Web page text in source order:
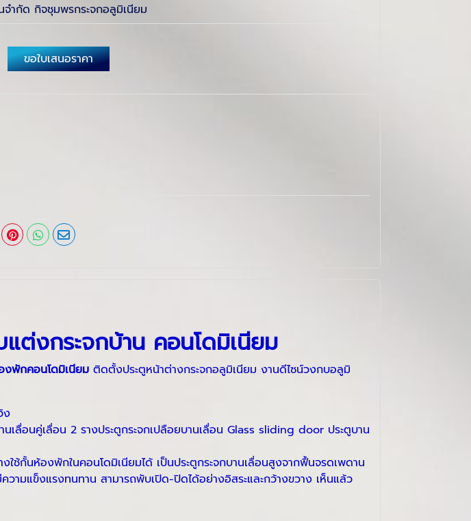
จำกัด กิจชุมพรกระจกอลูมิเนียม
ขอใบเสนอราคา
ต่งกระจกบ้าน คอนโดมิเนียม
งพักคอนโดมิเนียม ติดตั้งประตูหน้าต่างกระจกอลูมิเนียม งานดีไซน์วงกบอลูมิ
ง
เลื่อนคู่เลื่อน 2 รางประตูกระจกเปลือยบานเลื่อน Glass sliding door ประตูบาน
ช้กั้นห้องพักในคอนโดมิเนียมได้ เป็นประตูกระจกบานเลื่อนสูงจากฟื้นจรดเพดาน
ามแข็งแรงทนทาน สามารถพับเปิด-ปิดได้อย่างอิสระและกว้างขวาง เห็นแล้ว